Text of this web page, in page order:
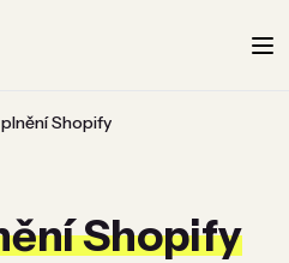
Shopify
Shopify